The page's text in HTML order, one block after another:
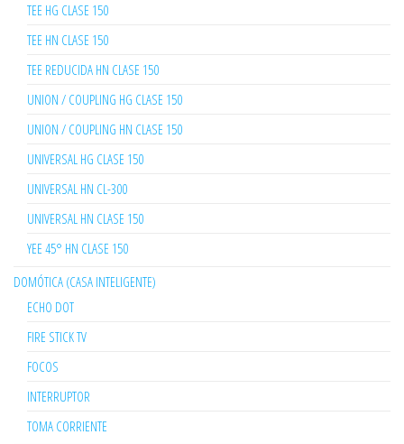
TEE HG CLASE 150
TEE HN CLASE 150
TEE REDUCIDA HN CLASE 150
UNION / COUPLING HG CLASE 150
UNION / COUPLING HN CLASE 150
UNIVERSAL HG CLASE 150
UNIVERSAL HN CL-300
UNIVERSAL HN CLASE 150
YEE 45° HN CLASE 150
DOMÓTICA (CASA INTELIGENTE)
ECHO DOT
FIRE STICK TV
FOCOS
INTERRUPTOR
TOMA CORRIENTE